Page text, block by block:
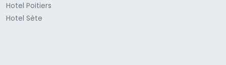
Hotel Poitiers
Hotel Sète